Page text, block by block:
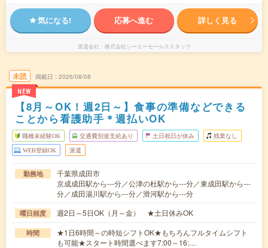
気になる! 応募へ進む 詳しく見る
派遣会社 株式会社シーエーセールススタッフ
未読
NEW
掲載日 2026/08/08
【8月～OK！週2日～】食事の準備などできる
ことから看護助手＊週払いOK
職種未経験OK 交通費別途支給あり 土日祝日が休み 残業なし
WEB登録OK 派遣
勤務地
千葉県成田市
京成成田駅から---分／公津の杜駅から---分／東成田駅から---
分／成田湯川駅から---分／滑河駅から---分
曜日頻度 週2日～5日OK（月～金） ★土日休みOK
時間
★1日6時間～の時短シフトOK★もちろんフルタイムシフト
も可能★スタート時間選べます7:00～16:…